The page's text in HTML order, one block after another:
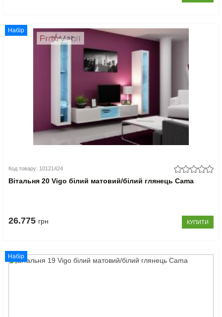
Набір
Код товару: 10121424
Вітальня 20 Vigo білий матовий/білий глянець Cama
26.775 грн КУПИТИ
Набір